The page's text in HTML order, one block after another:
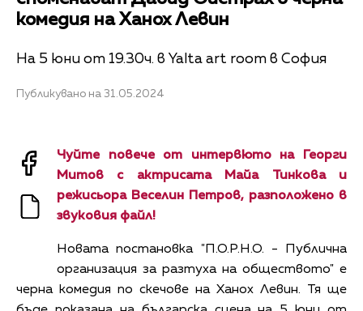
комедия на Ханох Левин
На 5 юни от 19.30ч. в Yalta art room в София
Публикувано на 31.05.2024
Чуйте повече от интервюто на Георги
Митов с актрисата Майа Тинкова и
режисьора Веселин Петров, разположено в
звуковия файл!
Новата постановка "П.О.Р.Н.О. - Публична
организация за разтуха на обществото" е
черна комедия по скечове на Ханох Левин. Тя ще